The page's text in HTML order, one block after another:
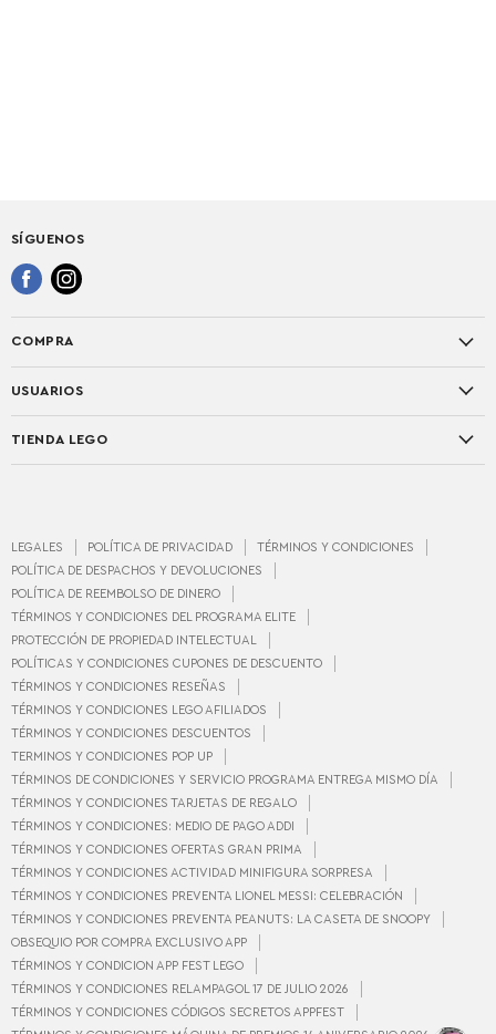
SÍGUENOS
EncuéntrenosEncuéntrenos
COMPRA
Exclusivos
Nuevos
Ofertas
USUARIOS
TIENDA LEGO
PIEZAS FALTANTES
NUESTRAS TIENDAS
LEGO® SOSTENIBLE
NOTICIAS LEGO®
LEGALES POLÍTICA DE PRIVACIDAD
TÉRMINOS Y CONDICIONES
POLÍTICA DE DESPACHOS Y DEVOLUCIONES
POLÍTICA DE REEMBOLSO DE DINERO
TÉRMINOS Y CONDICIONES DEL PROGRAMA ELITE
PROTECCIÓN DE PROPIEDAD INTELECTUAL
POLÍTICAS Y CONDICIONES CUPONES DE DESCUENTO
TÉRMINOS Y CONDICIONES RESEÑAS
TÉRMINOS Y CONDICIONES LEGO AFILIADOS
TÉRMINOS Y CONDICIONES DESCUENTOS
TERMINOS Y CONDICIONES POP UP
TÉRMINOS DE CONDICIONES Y SERVICIO PROGRAMA ENTREGA MISMO DÍA
TÉRMINOS Y CONDICIONES TARJETAS DE REGALO
TÉRMINOS Y CONDICIONES: MEDIO DE PAGO ADDI
TÉRMINOS Y CONDICIONES OFERTAS GRAN PRIMA
TÉRMINOS Y CONDICIONES ACTIVIDAD MINIFIGURA SORPRESA
TÉRMINOS Y CONDICIONES PREVENTA LIONEL MESSI: CELEBRACIÓN
TÉRMINOS Y CONDICIONES PREVENTA PEANUTS: LA CASETA DE SNOOPY
OBSEQUIO POR COMPRA EXCLUSIVO APP
TÉRMINOS Y CONDICION APP FEST LEGO
TÉRMINOS Y CONDICIONES RELAMPAGOL 17 DE JULIO 2026
TÉRMINOS Y CONDICIONES CÓDIGOS SECRETOS APPFEST